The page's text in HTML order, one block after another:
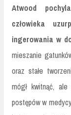
Atwood
człowieka
ingerowania w
mieszanie
oraz stałe
mógł kwitnąć,
postępów w